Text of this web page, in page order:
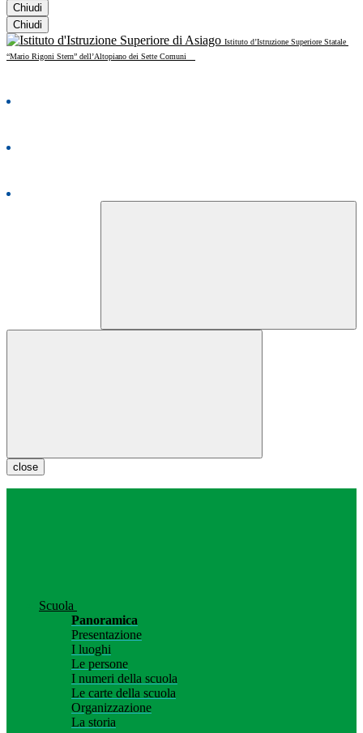
Chiudi
Chiudi
Istituto d’Istruzione Superiore Statale
“Mario Rigoni Stern” dell’Altopiano dei Sette Comuni
close
Scuola
Panoramica
Presentazione
I luoghi
Le persone
I numeri della scuola
Le carte della scuola
Organizzazione
La storia